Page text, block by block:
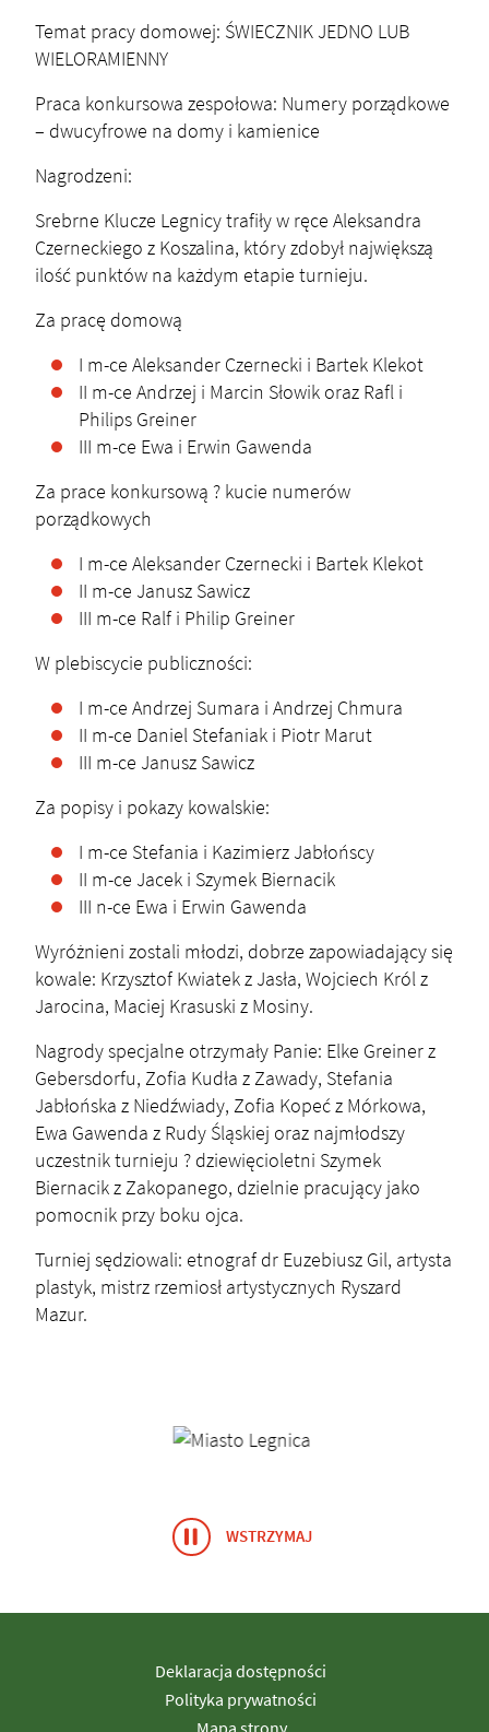
Temat pracy domowej: ŚWIECZNIK JEDNO LUB
WIELORAMIENNY
Praca konkursowa zespołowa: Numery porządkowe
– dwucyfrowe na domy i kamienice
Nagrodzeni:
Srebrne Klucze Legnicy trafiły w ręce Aleksandra
Czerneckiego z Koszalina, który zdobył największą
ilość punktów na każdym etapie turnieju.
Za pracę domową
I m-ce Aleksander Czernecki i Bartek Klekot
II m-ce Andrzej i Marcin Słowik oraz Rafl i
Philips Greiner
III m-ce Ewa i Erwin Gawenda
Za prace konkursową ? kucie numerów
porządkowych
I m-ce Aleksander Czernecki i Bartek Klekot
II m-ce Janusz Sawicz
III m-ce Ralf i Philip Greiner
W plebiscycie publiczności:
I m-ce Andrzej Sumara i Andrzej Chmura
II m-ce Daniel Stefaniak i Piotr Marut
III m-ce Janusz Sawicz
Za popisy i pokazy kowalskie:
I m-ce Stefania i Kazimierz Jabłońscy
II m-ce Jacek i Szymek Biernacik
III n-ce Ewa i Erwin Gawenda
Wyróżnieni zostali młodzi, dobrze zapowiadający się
kowale: Krzysztof Kwiatek z Jasła, Wojciech Król z
Jarocina, Maciej Krasuski z Mosiny.
Nagrody specjalne otrzymały Panie: Elke Greiner z
Gebersdorfu, Zofia Kudła z Zawady, Stefania
Jabłońska z Niedźwiady, Zofia Kopeć z Mórkowa,
Ewa Gawenda z Rudy Śląskiej oraz najmłodszy
uczestnik turnieju ? dziewięcioletni Szymek
Biernacik z Zakopanego, dzielnie pracujący jako
pomocnik przy boku ojca.
Turniej sędziowali: etnograf dr Euzebiusz Gil, artysta
plastyk, mistrz rzemiosł artystycznych Ryszard
Mazur.
Banery/Logo
WSTRZYMAJ
Deklaracja dostępności
Polityka prywatności